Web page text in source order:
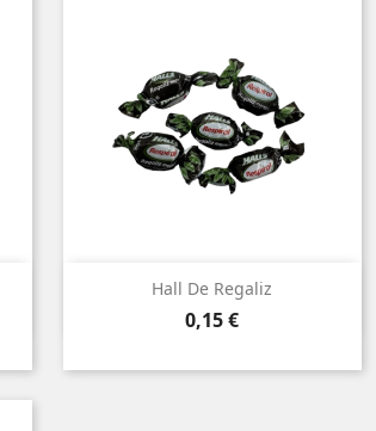
Hall De Regaliz
Preu
0,15 €
 Vista ràpida